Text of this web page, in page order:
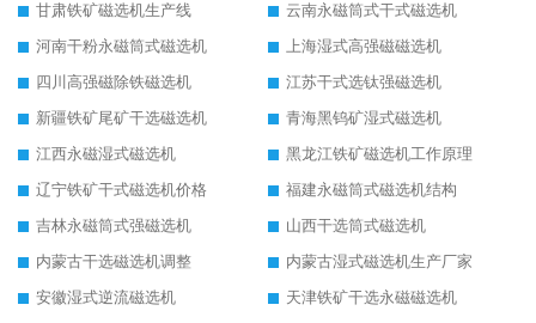
甘肃铁矿磁选机生产线
云南永磁筒式干式磁选机
河南干粉永磁筒式磁选机
上海湿式高强磁磁选机
四川高强磁除铁磁选机
江苏干式选钛强磁选机
新疆铁矿尾矿干选磁选机
青海黑钨矿湿式磁选机
江西永磁湿式磁选机
黑龙江铁矿磁选机工作原理
辽宁铁矿干式磁选机价格
福建永磁筒式磁选机结构
吉林永磁筒式强磁选机
山西干选筒式磁选机
内蒙古干选磁选机调整
内蒙古湿式磁选机生产厂家
安徽湿式逆流磁选机
天津铁矿干选永磁磁选机